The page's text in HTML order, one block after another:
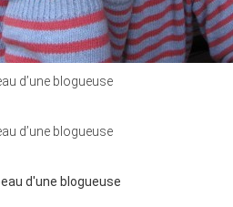
d’une blogueuse
d’une blogueuse
d'une blogueuse